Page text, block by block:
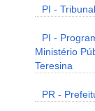
PI -
PI -
Ministério
Teresina
PR -